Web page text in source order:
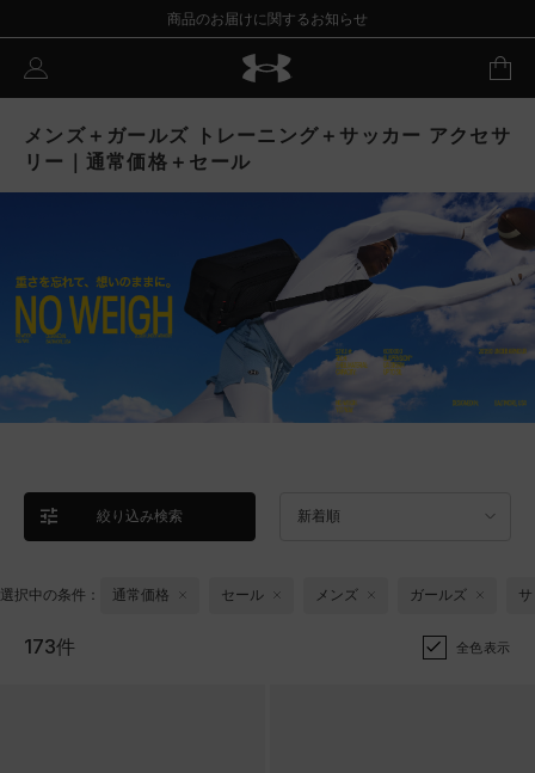
商品のお届けに関するお知らせ
メンズ＋ガールズ トレーニング＋サッカー アクセサ
リー｜通常価格＋セール
絞り込み検索 新着順
選択中の条件： 通常価格 セール メンズ ガールズ
173件 全色表示